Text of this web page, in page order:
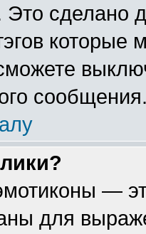
Это сделано
—
для